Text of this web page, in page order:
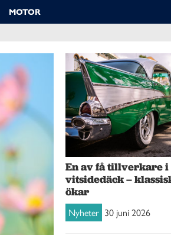
MOTOR
En av få tillverkare
vitsidedäck –
ökar
Nyheter 30 juni 2026